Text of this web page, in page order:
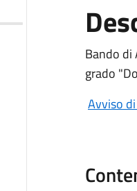
Bando di
grado
Avviso